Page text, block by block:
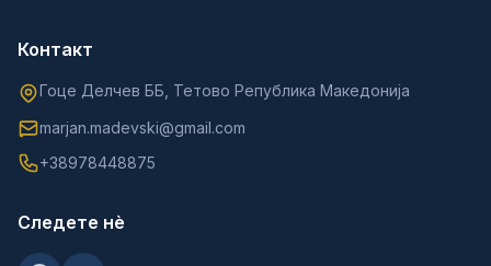
Контакт
Гоце Делчев ББ, Тетово Република Македонија
marjan.madevski@gmail.com
+38978448875
Следете нè